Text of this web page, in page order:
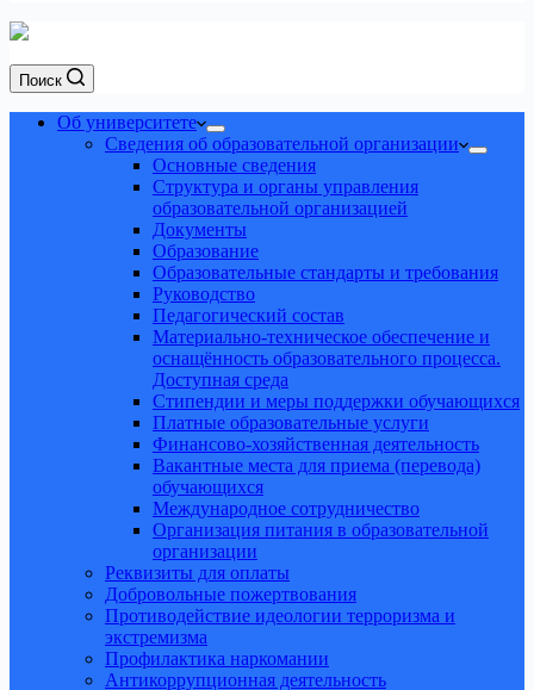
Поиск
Об университете
Сведения об образовательной организации
Основные сведения
Структура и органы управления
образовательной организацией
Документы
Образование
Образовательные стандарты и требования
Руководство
Педагогический состав
Материально-техническое обеспечение и
оснащённость образовательного процесса.
Доступная среда
Стипендии и меры поддержки обучающихся
Платные образовательные услуги
Финансово-хозяйственная деятельность
Вакантные места для приема (перевода)
обучающихся
Международное сотрудничество
Организация питания в образовательной
организации
Реквизиты для оплаты
Добровольные пожертвования
Противодействие идеологии терроризма и
экстремизма
Профилактика наркомании
Антикоррупционная деятельность